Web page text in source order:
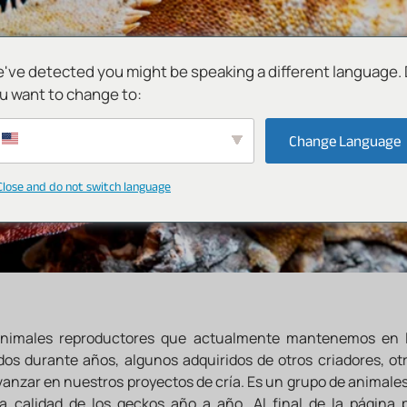
COLECCIÓN DISPONIBLES
HEMBRAS
reproductores que actualmente mantenemos en
durante años, algunos adquiridos de otros criadores,
en nuestros proyectos de cría. Es un grupo de
detected you might be speaking a different language.
want to change to:
Change Language
and do not switch language